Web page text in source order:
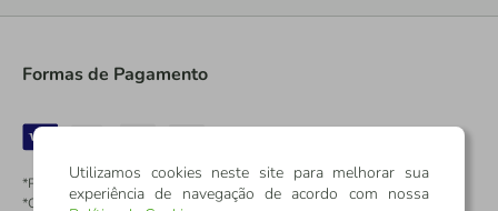
Formas de Pagamento
*Pontos dos Cartões Sicredi
*Cartões Sicredi
Utilizamos cookies neste site para melhorar sua
experiência de navegação de acordo com nossa